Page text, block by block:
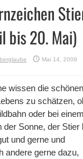
bis 20. Mai)
Mai 14, 2009
wissen die schönen
zu schätzen,
oder bei einem
der Sonne, der Stier
und gerne und
andere gerne dazu,